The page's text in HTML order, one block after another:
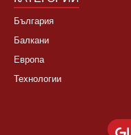
България
Балкани
Европа
Технологии